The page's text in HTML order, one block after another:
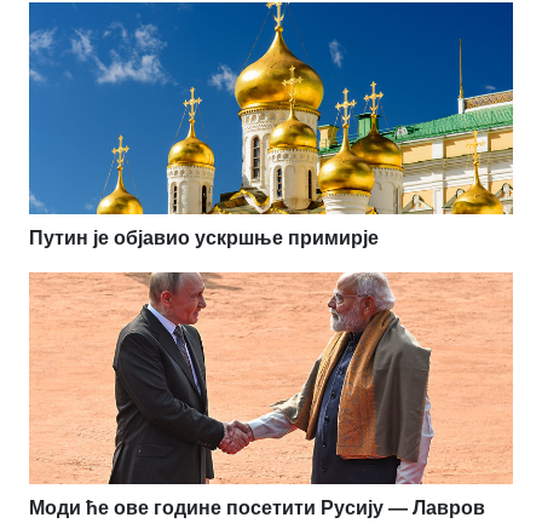
Путин је објавио ускршње примирје
Моди ће ове године посетити Русију — Лавров